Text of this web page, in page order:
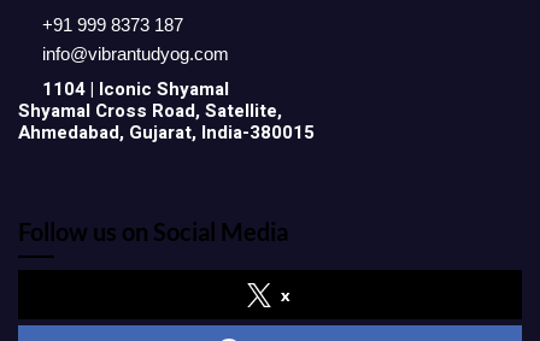
+91 999 8373 187
info@vibrantudyog.com
1104 | Iconic Shyamal
Shyamal Cross Road, Satellite,
Ahmedabad, Gujarat, India-380015
Follow us on Social Media
x